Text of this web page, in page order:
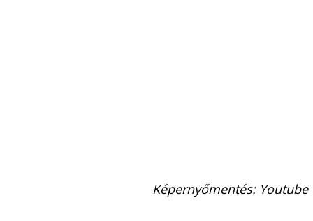
Képernyőmentés: Youtube